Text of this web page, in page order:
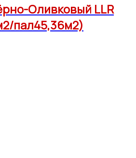
Оливковый LLR
пал45,36м2)